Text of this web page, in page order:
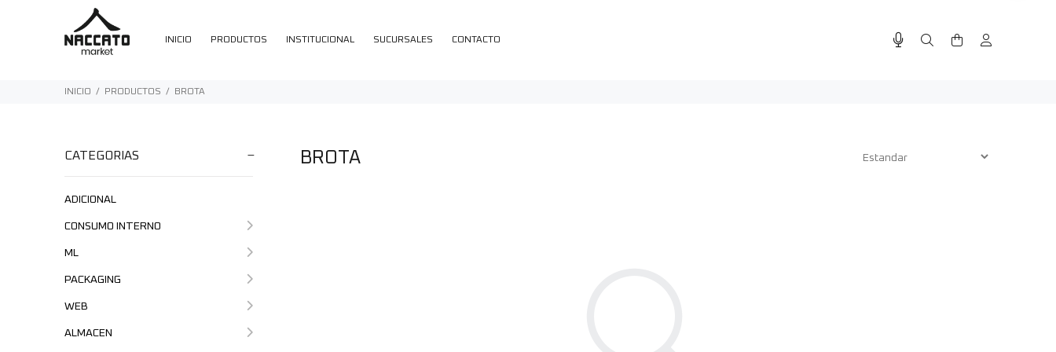
INICIO PRODUCTOS INSTITUCIONAL SUCURSALES CONTACTO
INICIO PRODUCTOS BROTA
CATEGORIAS
ADICIONAL
CONSUMO INTERNO
ML
PACKAGING
WEB
ALMACEN
BROTA